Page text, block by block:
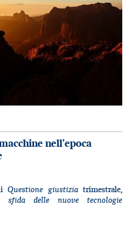
nell’epoca
Questione giustiziatrimestrale,
delle nuove tecnologie